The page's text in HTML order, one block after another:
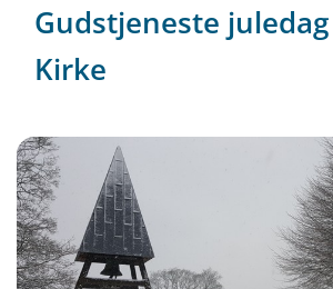
Gudstjeneste
Kirke